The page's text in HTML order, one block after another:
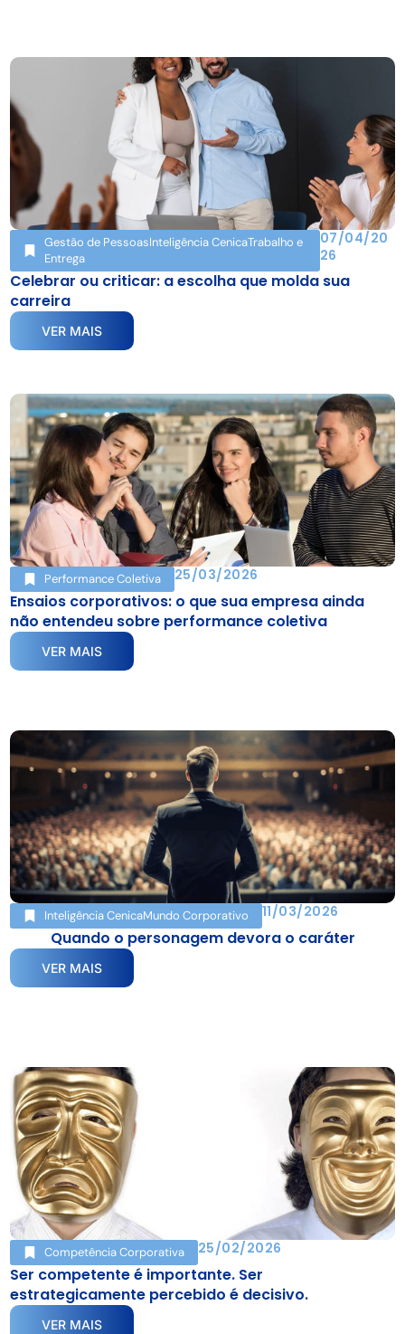
Gestão de PessoasInteligência CenicaTrabalho e
Entrega
07/04/20
26
Celebrar ou criticar: a escolha que molda sua
carreira
VER MAIS
Performance Coletiva 25/03/2026
Ensaios corporativos: o que sua empresa ainda
não entendeu sobre performance coletiva
VER MAIS
Inteligência CenicaMundo Corporativo 11/03/2026
Quando o personagem devora o caráter
VER MAIS
Competência Corporativa 25/02/2026
Ser competente é importante. Ser
estrategicamente percebido é decisivo.
VER MAIS